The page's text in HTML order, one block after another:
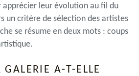
apprécier leur évolution au fil du
un critère de sélection des artistes
se résume en deux mots : coups
A-T-ELLE